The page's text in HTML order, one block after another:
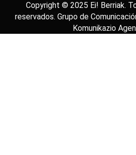
Copyright © 2025 Ei! Berriak.
reservados. Grupo de
Komunikazio